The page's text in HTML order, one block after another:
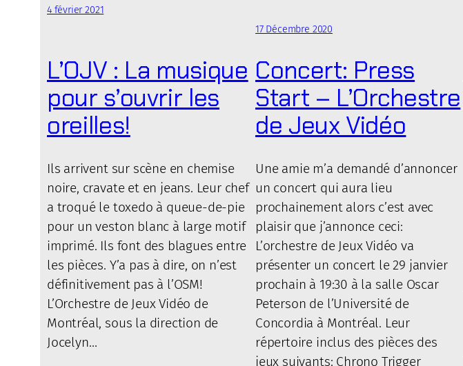
4 février 2021
17 Décembre 2020
L’OJV : La musique
pour s’ouvrir les
oreilles!
Ils arrivent sur scène en chemise
noire, cravate et en jeans. Leur chef
a troqué le toxedo à queue-de-pie
pour un veston blanc à large motif
imprimé. Ils font des blagues entre
les pièces. Y’a pas à dire, on n’est
définitivement pas à l’OSM!
L’Orchestre de Jeux Vidéo de
Montréal, sous la direction de
Jocelyn…
Concert: Press
Start – L’Orchestre
de Jeux Vidéo
Une amie m’a demandé d’annoncer
un concert qui aura lieu
prochainement alors c’est avec
plaisir que j’annonce ceci:
L’orchestre de Jeux Vidéo va
présenter un concert le 29 janvier
prochain à 19:30 à la salle Oscar
Peterson de l’Université de
Concordia à Montréal. Leur
répertoire inclus des pièces des
jeux suivants: Chrono Trigger